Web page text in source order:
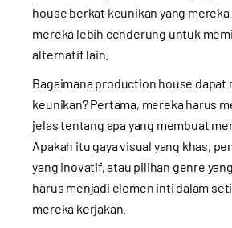
house berkat keunikan yang
mereka lebih cenderung untuk
alternatif lain.
Bagaimana production house dapat
keunikan? Pertama, mereka harus
jelas tentang apa yang membuat
Apakah itu gaya visual yang khas,
yang inovatif, atau pilihan genre
harus menjadi elemen inti dalam
mereka kerjakan.